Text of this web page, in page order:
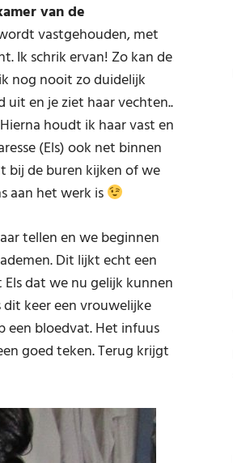
van de
vastgehouden, met
Ik schrik ervan! Zo kan de
nog nooit zo duidelijk
en je ziet haar vechten..
houdt ik haar vast en
(Els) ook net binnen
bij de buren kijken of we
aan het werk is
tellen en we beginnen
Dit lijkt echt een
dat we nu gelijk kunnen
keer een vrouwelijke
een bloedvat. Het infuus
goed teken. Terug krijgt